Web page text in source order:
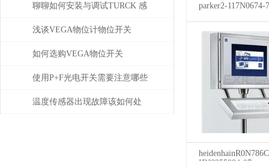
意事项？
聊聊如何安装与调试TURCK 感
应开关
浅谈VEGA物位计物位开关
如何选购VEGA物位开关
使用P+F光电开关需要注意哪些
问题？
温度传感器出现故障该如何处
parker2-117N0674-
ID??355884-07